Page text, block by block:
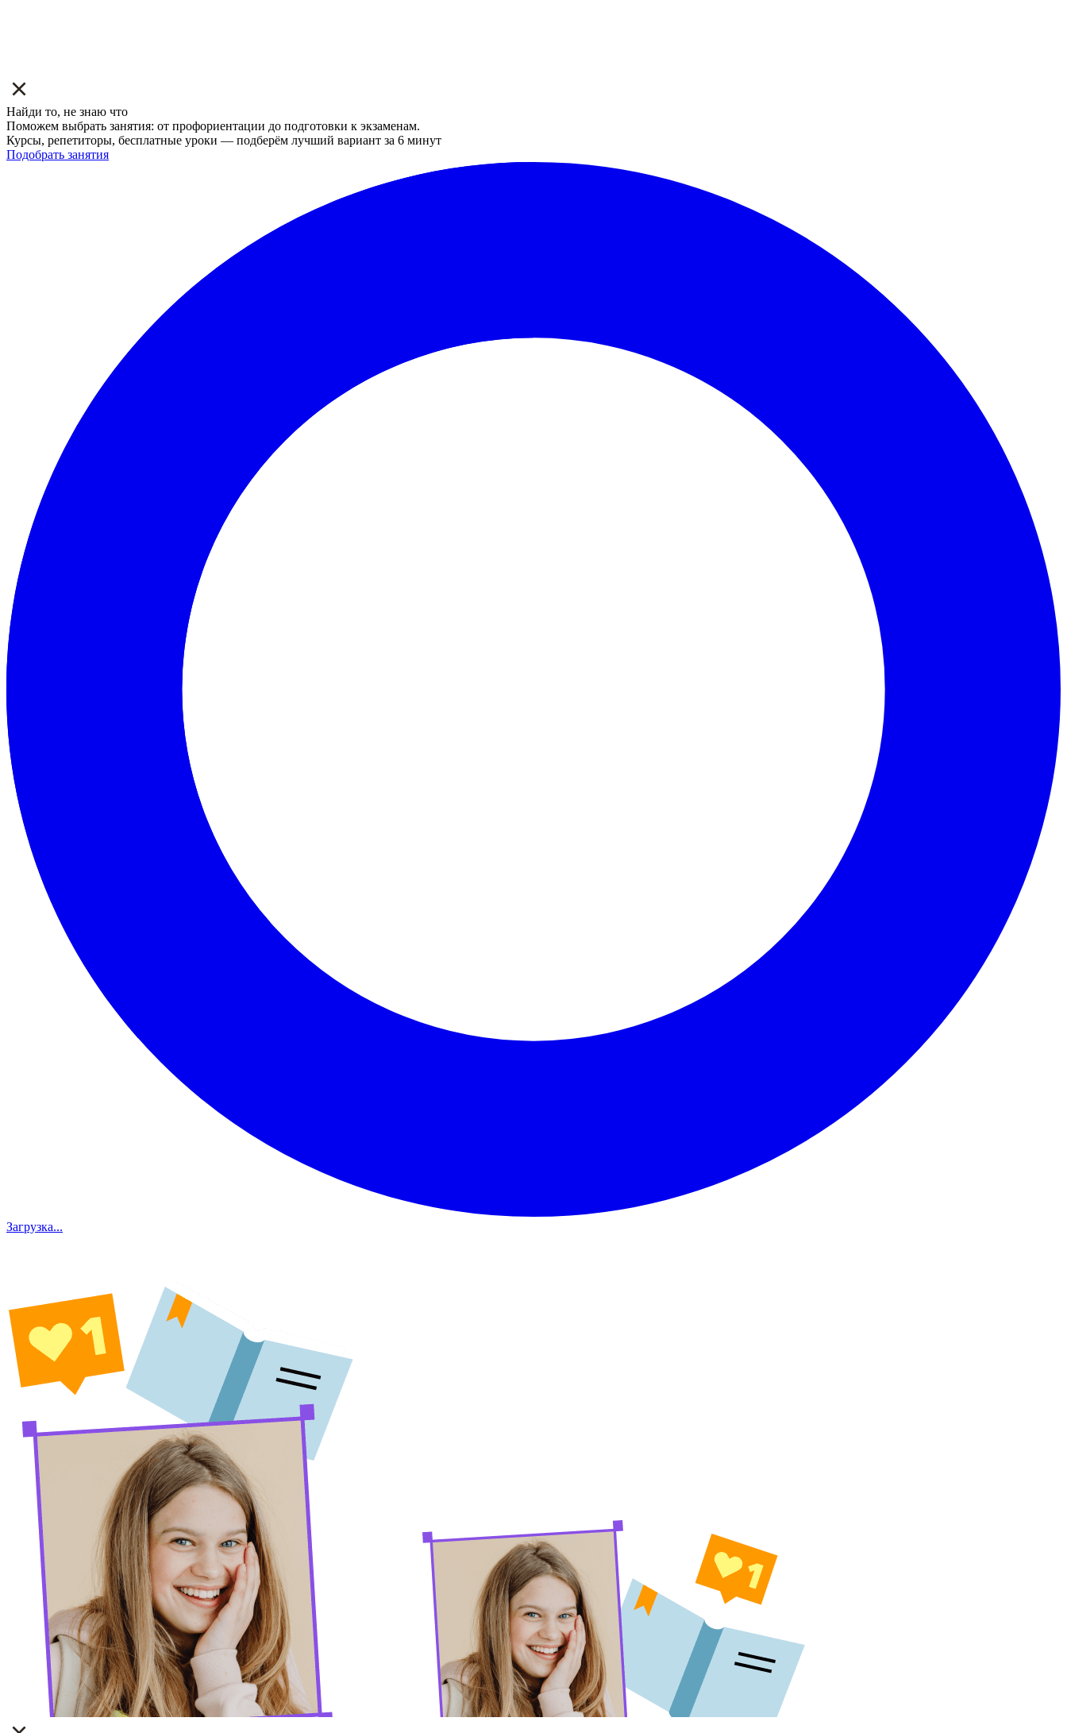
Найди то, не знаю что
Поможем выбрать занятия: от профориентации до подготовки к экзаменам.
Курсы, репетиторы, бесплатные уроки — подберём лучший вариант за 6 минут
Подобрать занятия
Загрузка...